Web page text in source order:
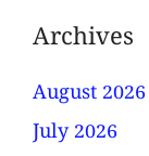
Archives
August 2026
July 2026